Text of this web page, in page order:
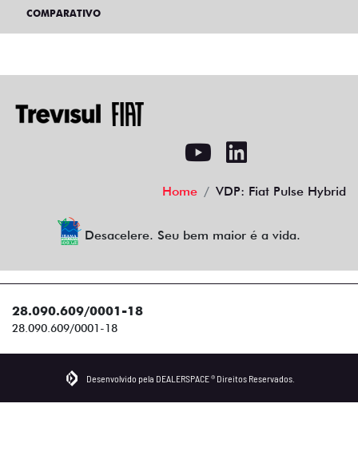
COMPARATIVO
Home VDP: Fiat Pulse Hybrid
Desacelere. Seu bem maior é a vida.
28.090.609/0001-18
28.090.609/0001-18
Desenvolvido pela DEALERSPACE ® Direitos Reservados.